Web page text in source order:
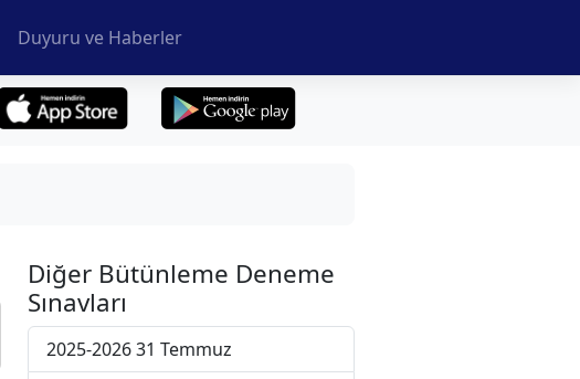
Duyuru ve Haberler
Diğer Bütünleme Deneme
Sınavları
2025-2026 31 Temmuz